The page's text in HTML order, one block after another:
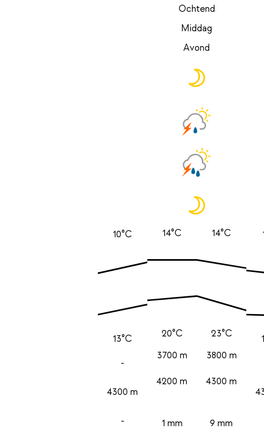
Ochtend
Middag
Avond
10°C
13°C
-
4300 m
-
14°C
20°C
3700 m
4200 m
1 mm
14°C
23°C
3800 m
4300 m
9 mm